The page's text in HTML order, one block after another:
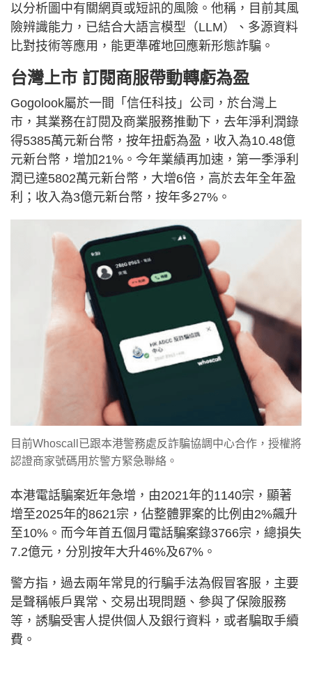
以分析圖中有關網頁或短訊的風險。他稱，目前其風
險辨識能力，已結合大語言模型（LLM）、多源資料
比對技術等應用，能更準確地回應新形態詐騙。
台灣上市 訂閱商服帶動轉虧為盈
Gogolook屬於一間「信任科技」公司，於台灣上
市，其業務在訂閱及商業服務推動下，去年淨利潤錄
得5385萬元新台幣，按年扭虧為盈，收入為10.48億
元新台幣，增加21%。今年業績再加速，第一季淨利
潤已達5802萬元新台幣，大增6倍，高於去年全年盈
利；收入為3億元新台幣，按年多27%。
目前Whoscall已跟本港警務處反詐騙協調中心合作，授權將
認證商家號碼用於警方緊急聯絡。
本港電話騙案近年急增，由2021年的1140宗，顯著
增至2025年的8621宗，佔整體罪案的比例由2%飆升
至10%。而今年首五個月電話騙案錄3766宗，總損失
7.2億元，分別按年大升46%及67%。
警方指，過去兩年常見的行騙手法為假冒客服，主要
是聲稱帳戶異常、交易出現問題、參與了保險服務
等，誘騙受害人提供個人及銀行資料，或者騙取手續
費。